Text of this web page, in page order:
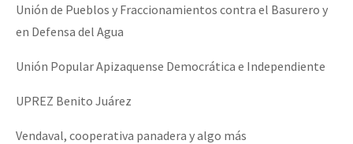
Unión de Pueblos y Fraccionamientos contra el Basurero y
en Defensa del Agua
Unión Popular Apizaquense Democrática e Independiente
UPREZ Benito Juárez
Vendaval, cooperativa panadera y algo más